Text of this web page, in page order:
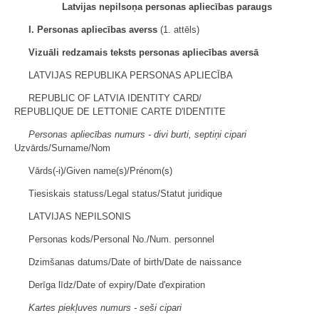
Latvijas nepilsoņa personas apliecības paraugs
I. Personas apliecības averss (1. attēls)
Vizuāli redzamais teksts personas apliecības aversā
LATVIJAS REPUBLIKA PERSONAS APLIECĪBA
REPUBLIC OF LATVIA IDENTITY CARD/
REPUBLIQUE DE LETTONIE CARTE D'IDENTITE
Personas apliecības numurs - divi burti, septiņi cipari
Uzvārds/Surname/Nom
Vārds(-i)/Given name(s)/Prénom(s)
Tiesiskais statuss/Legal status/Statut juridique
LATVIJAS NEPILSONIS
Personas kods/Personal No./Num. personnel
Dzimšanas datums/Date of birth/Date de naissance
Derīga līdz/Date of expiry/Date d'expiration
Kartes piekļuves numurs - seši cipari